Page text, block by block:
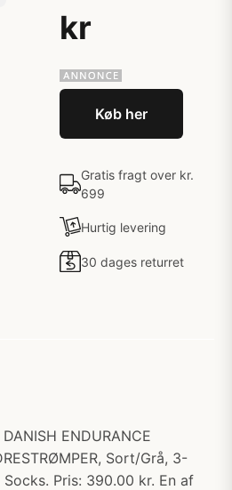
kr
Køb her
Gratis fragt over kr.
699
Hurtig levering
30 dages returret
ENDURANCE
Sort/Grå, 3-
Pris: 390.00 kr. En af